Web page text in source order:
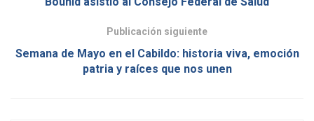
Publicación siguiente
Semana de Mayo en el Cabildo: historia viva, emoción
patria y raíces que nos unen